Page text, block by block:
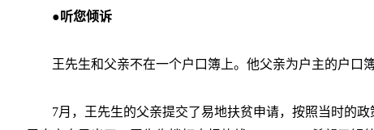
●听您倾诉
王先生和父亲不在一个户口簿上。他父亲为户主的户口
7月，王先生的父亲提交了易地扶贫申请，按照当时的